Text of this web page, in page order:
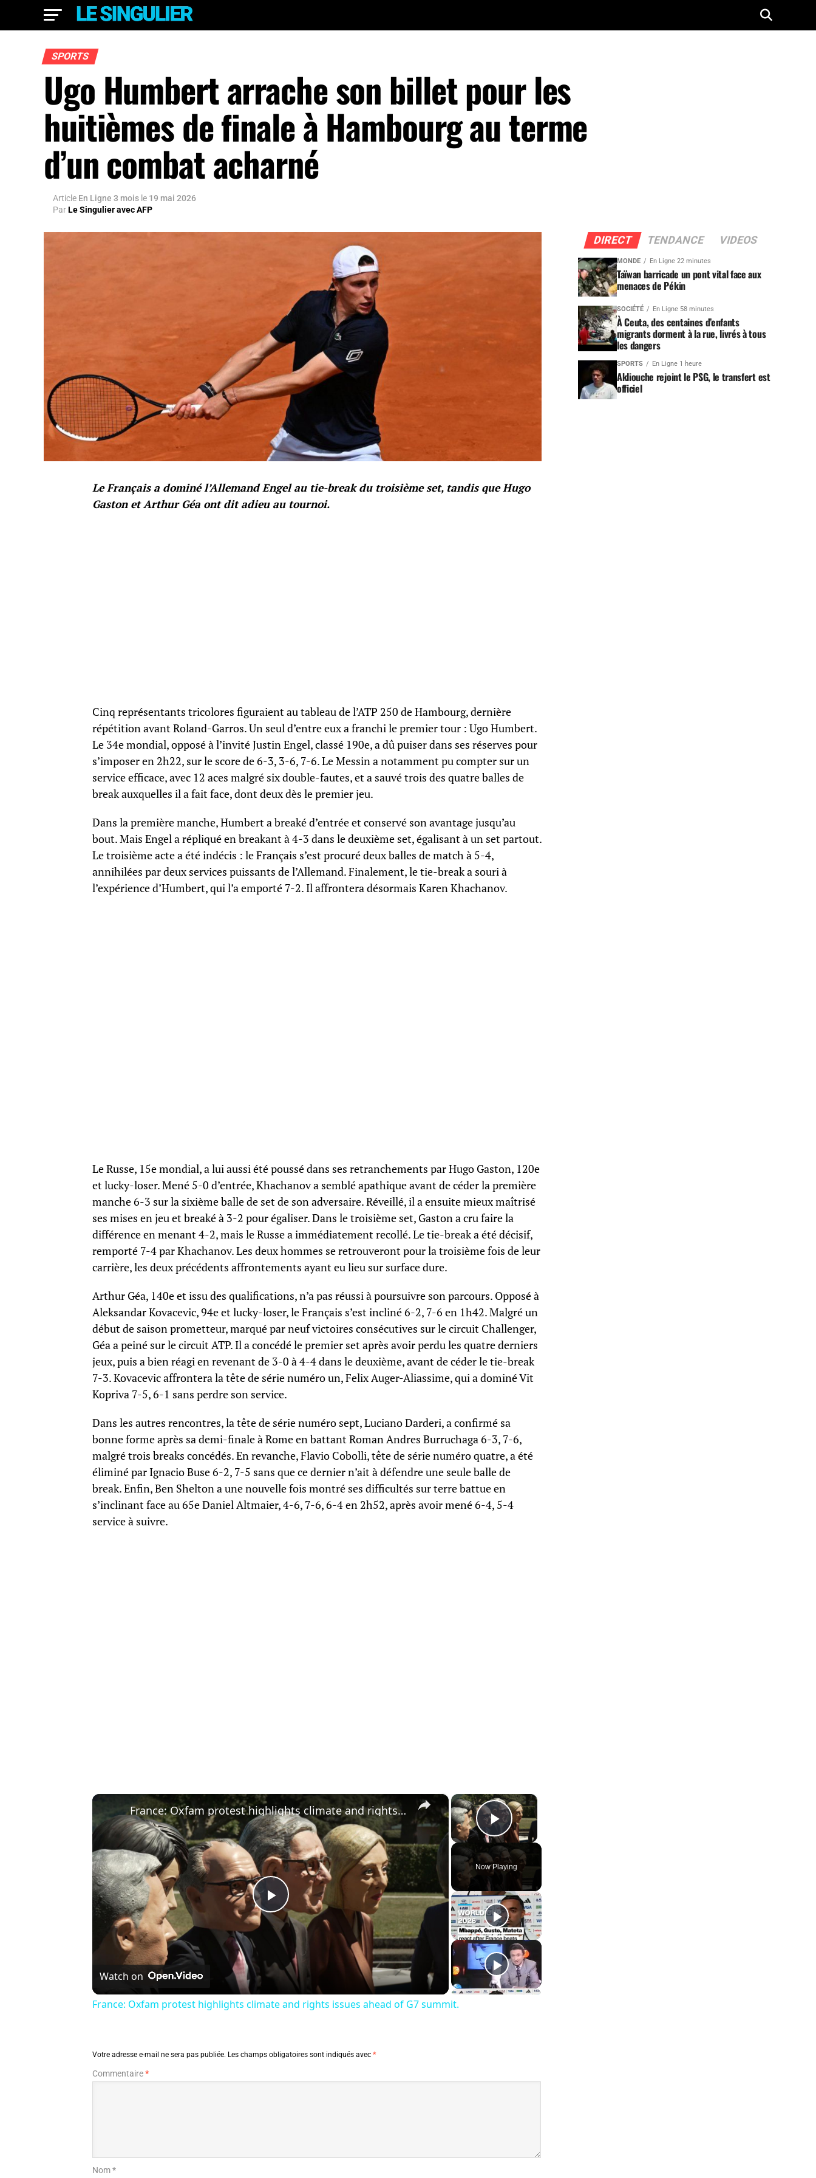
SPORTS
Ugo Humbert arrache son billet pour les
huitièmes de finale à Hambourg au terme
d’un combat acharné
Article En Ligne 3 mois le 19 mai 2026
ParLe Singulier avec AFP
Le Français a dominé l’Allemand Engel au tie-break du troisième set, tandis que Hugo
Gaston et Arthur Géa ont dit adieu au tournoi.
Cinq représentants tricolores figuraient au tableau de l’ATP 250 de Hambourg, dernière
répétition avant Roland-Garros. Un seul d’entre eux a franchi le premier tour : Ugo Humbert.
Le 34e mondial, opposé à l’invité Justin Engel, classé 190e, a dû puiser dans ses réserves pour
s’imposer en 2h22, sur le score de 6-3, 3-6, 7-6. Le Messin a notamment pu compter sur un
service efficace, avec 12 aces malgré six double-fautes, et a sauvé trois des quatre balles de
break auxquelles il a fait face, dont deux dès le premier jeu.
Dans la première manche, Humbert a breaké d’entrée et conservé son avantage jusqu’au
bout. Mais Engel a répliqué en breakant à 4-3 dans le deuxième set, égalisant à un set partout.
Le troisième acte a été indécis : le Français s’est procuré deux balles de match à 5-4,
annihilées par deux services puissants de l’Allemand. Finalement, le tie-break a souri à
l’expérience d’Humbert, qui l’a emporté 7-2. Il affrontera désormais Karen Khachanov.
Le Russe, 15e mondial, a lui aussi été poussé dans ses retranchements par Hugo Gaston, 120e
et lucky-loser. Mené 5-0 d’entrée, Khachanov a semblé apathique avant de céder la première
manche 6-3 sur la sixième balle de set de son adversaire. Réveillé, il a ensuite mieux maîtrisé
ses mises en jeu et breaké à 3-2 pour égaliser. Dans le troisième set, Gaston a cru faire la
différence en menant 4-2, mais le Russe a immédiatement recollé. Le tie-break a été décisif,
remporté 7-4 par Khachanov. Les deux hommes se retrouveront pour la troisième fois de leur
carrière, les deux précédents affrontements ayant eu lieu sur surface dure.
Arthur Géa, 140e et issu des qualifications, n’a pas réussi à poursuivre son parcours. Opposé à
Aleksandar Kovacevic, 94e et lucky-loser, le Français s’est incliné 6-2, 7-6 en 1h42. Malgré un
début de saison prometteur, marqué par neuf victoires consécutives sur le circuit Challenger,
Géa a peiné sur le circuit ATP. Il a concédé le premier set après avoir perdu les quatre derniers
jeux, puis a bien réagi en revenant de 3-0 à 4-4 dans le deuxième, avant de céder le tie-break
7-3. Kovacevic affrontera la tête de série numéro un, Felix Auger-Aliassime, qui a dominé Vit
Kopriva 7-5, 6-1 sans perdre son service.
Dans les autres rencontres, la tête de série numéro sept, Luciano Darderi, a confirmé sa
bonne forme après sa demi-finale à Rome en battant Roman Andres Burruchaga 6-3, 7-6,
malgré trois breaks concédés. En revanche, Flavio Cobolli, tête de série numéro quatre, a été
éliminé par Ignacio Buse 6-2, 7-5 sans que ce dernier n’ait à défendre une seule balle de
break. Enfin, Ben Shelton a une nouvelle fois montré ses difficultés sur terre battue en
s’inclinant face au 65e Daniel Altmaier, 4-6, 7-6, 6-4 en 2h52, après avoir mené 6-4, 5-4
service à suivre.
×
Play Video
Now Playing
×
Play
Video
France: Oxfam protest highlights climate and rights issues ahead of G7 summit.
Watch on
France: Oxfam protest highlights climate and rights issues ahead of G7 summit.
Votre adresse e-mail ne sera pas publiée. Les champs obligatoires sont indiqués avec *
Commentaire*
Nom *
DIRECT TENDANCE VIDEOS
MONDE En Ligne 22 minutes
Taïwan barricade un pont vital face aux
menaces de Pékin
SOCIÉTÉ En Ligne 58 minutes
À Ceuta, des centaines d’enfants
migrants dorment à la rue, livrés à tous
les dangers
SPORTS En Ligne 1 heure
Akliouche rejoint le PSG, le transfert est
officiel